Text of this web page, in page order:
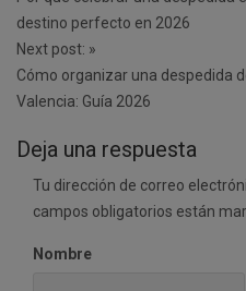
destino perfecto en 2026
Next post: »
Cómo organizar una despedida
Valencia: Guía 2026
Deja una respuesta
Tu dirección de correo
campos obligatorios están
Nombre